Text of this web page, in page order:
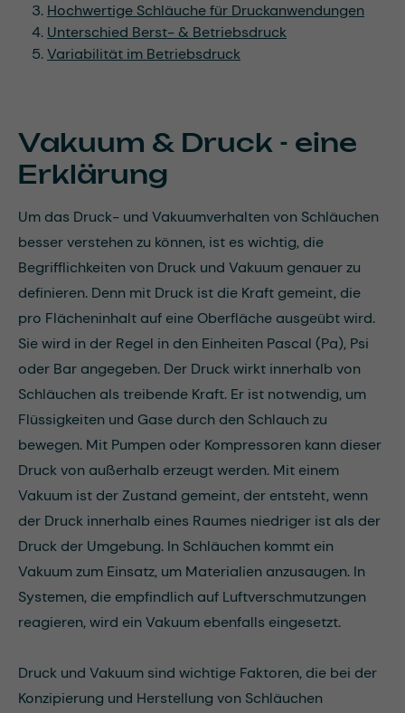
Hochwertige Schläuche für Druckanwendungen
Unterschied Berst- & Betriebsdruck
Variabilität im Betriebsdruck
Vakuum & Druck - eine
Erklärung
Um das Druck- und Vakuumverhalten von Schläuchen
besser verstehen zu können, ist es wichtig, die
Begrifflichkeiten von Druck und Vakuum genauer zu
definieren. Denn mit Druck ist die Kraft gemeint, die
pro Flächeninhalt auf eine Oberfläche ausgeübt wird.
Sie wird in der Regel in den Einheiten Pascal (Pa), Psi
oder Bar angegeben. Der Druck wirkt innerhalb von
Schläuchen als treibende Kraft. Er ist notwendig, um
Flüssigkeiten und Gase durch den Schlauch zu
bewegen. Mit Pumpen oder Kompressoren kann dieser
Druck von außerhalb erzeugt werden. Mit einem
Vakuum ist der Zustand gemeint, der entsteht, wenn
der Druck innerhalb eines Raumes niedriger ist als der
Druck der Umgebung. In Schläuchen kommt ein
Vakuum zum Einsatz, um Materialien anzusaugen. In
Systemen, die empfindlich auf Luftverschmutzungen
reagieren, wird ein Vakuum ebenfalls eingesetzt.
Druck und Vakuum sind wichtige Faktoren, die bei der
Konzipierung und Herstellung von Schläuchen